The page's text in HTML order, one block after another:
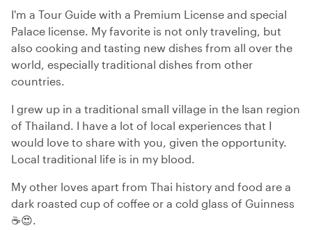
I'm a Tour Guide with a Premium License and special
Palace license. My favorite is not only traveling, but
also cooking and tasting new dishes from all over the
world, especially traditional dishes from other
countries.
I grew up in a traditional small village in the Isan region
of Thailand. I have a lot of local experiences that I
would love to share with you, given the opportunity.
Local traditional life is in my blood.
My other loves apart from Thai history and food are a
dark roasted cup of coffee or a cold glass of Guinness
☕😍.